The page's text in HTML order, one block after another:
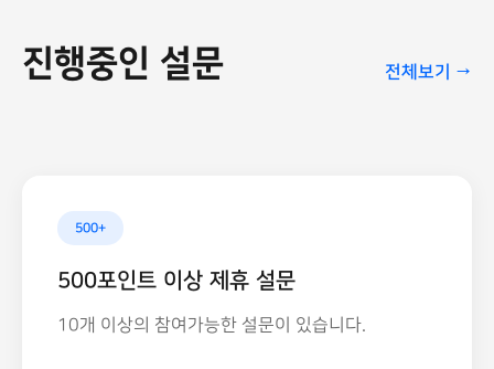
진행중인 설문 전체보기 →
500+
500포인트 이상 제휴 설문
10개 이상의 참여가능한 설문이 있습니다.